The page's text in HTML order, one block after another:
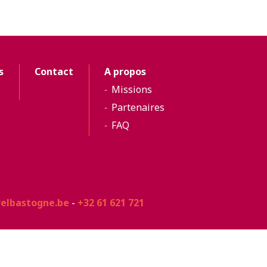
Contact
A propos
Missions
Partenaires
FAQ
- +32 61 621 721